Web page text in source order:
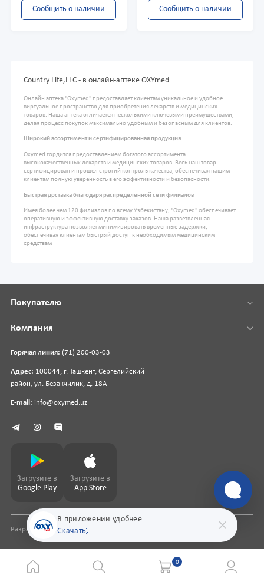
Сообщить о наличии Сообщить о наличии
Country Life,LLC - в онлайн-аптеке OXYmed
Онлайн аптека "Oxymed" предоставляет клиентам уникальное и удобное
виртуальное пространство для приобретения лекарств и медицинских
товаров. Наша аптека отличается несколькими ключевыми преимуществами,
делая процесс покупок максимально удобным и безопасным для клиентов.
Широкий ассортимент и сертифицированная продукция
Oxymed гордится предоставлением богатого ассортимента
высококачественных лекарств и медицинских товаров. Весь наш товар
сертифицирован и прошел строгий контроль качества, обеспечивая нашим
клиентам полную уверенность в его эффективности и безопасности.
Быстрая доставка благодаря распределенной сети филиалов
Имея более чем 120 филиалов по всему Узбекистану, "Oxymed" обеспечивает
оперативную и эффективную доставку заказов. Наша разветвленная
инфраструктура позволяет минимизировать временные задержки,
обеспечивая клиентам быстрый доступ к необходимым медицинским
средствам
В приложении удобнее
Скачать
Горячая линия: (71) 200-03-03
Адрес: 100044, г. Ташкент, Сергелийский
район, ул. Безакчилик, д. 18А
E-mail: info@oxymed.uz
Покупателю
Компания
Загрузите в
Google Play
Загрузите в
App Store
Разработка сайтаpharmit.uz
0